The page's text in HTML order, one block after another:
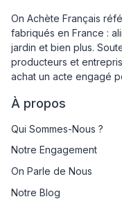
On Achète Français
fabriqués en France :
jardin et bien plus.
producteurs et
achat un acte engagé
À propos
Qui Sommes-Nous ?
Notre Engagement
On Parle de Nous
Notre Blog